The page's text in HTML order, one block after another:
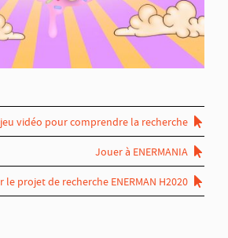
jeu vidéo pour comprendre la recherche
Jouer à ENERMANIA
le projet de recherche ENERMAN H2020